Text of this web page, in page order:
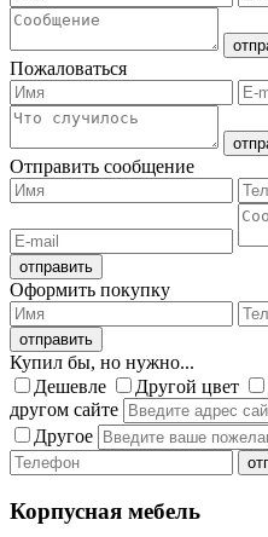
Пожаловаться
Отправить сообщение
Оформить покупку
Купил бы, но нужно...
Дешевле
Другой цвет
другом сайте
Другое
Корпусная мебель